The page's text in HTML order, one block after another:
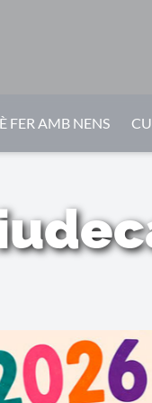
FER AMB NENS